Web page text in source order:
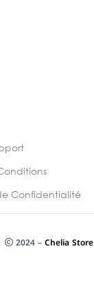
Confidentialité
2024 –Chelia Store